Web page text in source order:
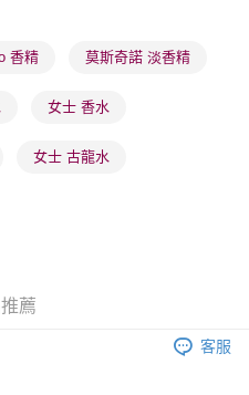
作天送達
寄
重寄
香精 莫斯奇諾 淡香精
女士 香水
女士 古龍水
薦
客服